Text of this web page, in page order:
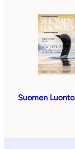
Suomen Luonto